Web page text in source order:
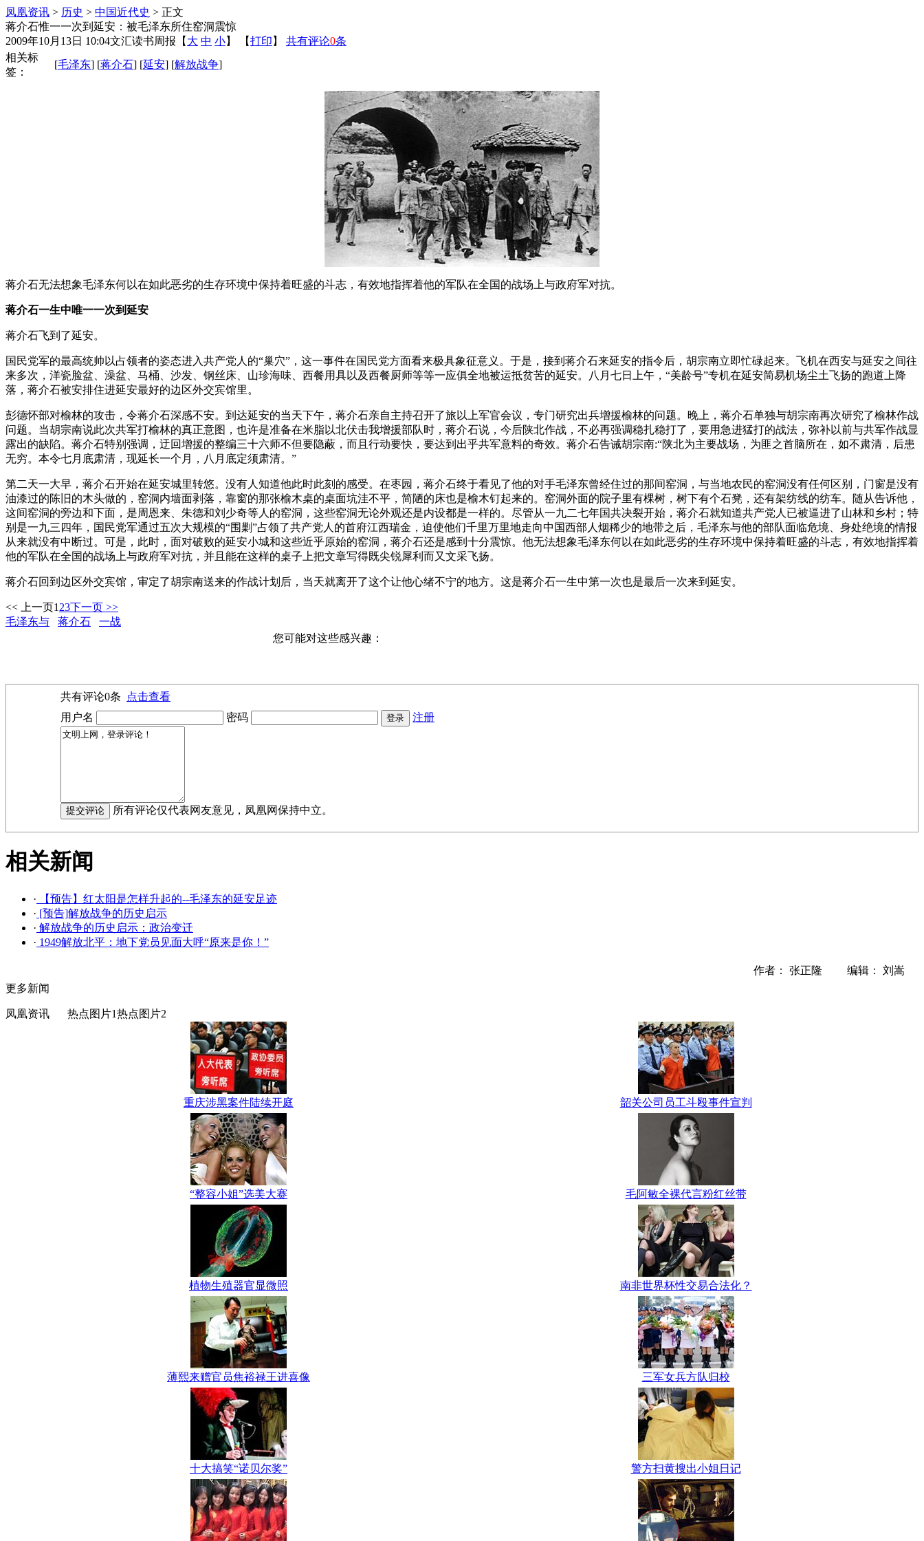
凤凰资讯 > 历史 > 中国近代史 > 正文
蒋介石惟一一次到延安：被毛泽东所住窑洞震惊
2009年10月13日 10:04文汇读书周报 【 大 中 小】 【打印 】 共有评论0条
相关标
签：
[毛泽东] [蒋介石] [延安] [解放战争]
蒋介石无法想象毛泽东何以在如此恶劣的生存环境中保持着旺盛的斗志，有效地指挥着他的军队在全国的战场上与政府军对抗。
蒋介石一生中唯一一次到延安
蒋介石飞到了延安。
国民党军的最高统帅以占领者的姿态进入共产党人的“巢穴”，这一事件在国民党方面看来极具象征意义。于是，接到蒋介石来延安的指令后，胡宗南立即忙碌起来。飞机在西安与延安之间往
来多次，洋瓷脸盆、澡盆、马桶、沙发、钢丝床、山珍海味、西餐用具以及西餐厨师等等一应俱全地被运抵贫苦的延安。八月七日上午，“美龄号”专机在延安简易机场尘土飞扬的跑道上降
落，蒋介石被安排住进延安最好的边区外交宾馆里。
彭德怀部对榆林的攻击，令蒋介石深感不安。到达延安的当天下午，蒋介石亲自主持召开了旅以上军官会议，专门研究出兵增援榆林的问题。晚上，蒋介石单独与胡宗南再次研究了榆林作战
问题。当胡宗南说此次共军打榆林的真正意图，也许是准备在米脂以北伏击我增援部队时，蒋介石说，今后陕北作战，不必再强调稳扎稳打了，要用急进猛打的战法，弥补以前与共军作战显
露出的缺陷。蒋介石特别强调，迂回增援的整编三十六师不但要隐蔽，而且行动要快，要达到出乎共军意料的奇效。蒋介石告诫胡宗南:“陕北为主要战场，为匪之首脑所在，如不肃清，后患
无穷。本令七月底肃清，现延长一个月，八月底定须肃清。”
第二天一大早，蒋介石开始在延安城里转悠。没有人知道他此时此刻的感受。在枣园，蒋介石终于看见了他的对手毛泽东曾经住过的那间窑洞，与当地农民的窑洞没有任何区别，门窗是没有
油漆过的陈旧的木头做的，窑洞内墙面剥落，靠窗的那张榆木桌的桌面坑洼不平，简陋的床也是榆木钉起来的。窑洞外面的院子里有棵树，树下有个石凳，还有架纺线的纺车。随从告诉他，
这间窑洞的旁边和下面，是周恩来、朱德和刘少奇等人的窑洞，这些窑洞无论外观还是内设都是一样的。尽管从一九二七年国共决裂开始，蒋介石就知道共产党人已被逼进了山林和乡村；特
别是一九三四年，国民党军通过五次大规模的“围剿”占领了共产党人的首府江西瑞金，迫使他们千里万里地走向中国西部人烟稀少的地带之后，毛泽东与他的部队面临危境、身处绝境的情报
从来就没有中断过。可是，此时，面对破败的延安小城和这些近乎原始的窑洞，蒋介石还是感到十分震惊。他无法想象毛泽东何以在如此恶劣的生存环境中保持着旺盛的斗志，有效地指挥着
他的军队在全国的战场上与政府军对抗，并且能在这样的桌子上把文章写得既尖锐犀利而又文采飞扬。
蒋介石回到边区外交宾馆，审定了胡宗南送来的作战计划后，当天就离开了这个让他心绪不宁的地方。这是蒋介石一生中第一次也是最后一次来到延安。
<< 上一页1 23下一页 >>
毛泽东与
蒋介石
一战
您可能对这些感兴趣：
共有评论0条
点击查看
用户名
密码 注册
所有评论仅代表网友意见，凤凰网保持中立。
相关新闻
· 【预告】红太阳是怎样升起的--毛泽东的延安足迹
· [预告]解放战争的历史启示
· 解放战争的历史启示：政治变迁
· 1949解放北平：地下党员见面大呼“原来是你！”
作者： 张正隆 编辑： 刘嵩
更多新闻
凤凰资讯 热点图片1热点图片2
重庆涉黑案件陆续开庭 韶关公司员工斗殴事件宣判
“整容小姐”选美大赛 毛阿敏全裸代言粉红丝带
植物生殖器官显微照 南非世界杯性交易合法化？
薄熙来赠官员焦裕禄王进喜像 三军女兵方队归校
十大搞笑“诺贝尔奖” 警方扫黄搜出小姐日记